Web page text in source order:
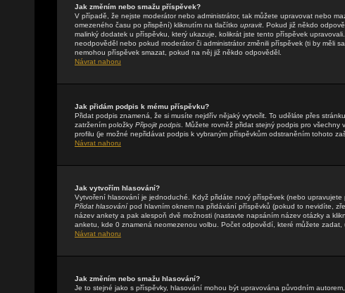
Jak změním nebo smažu příspěvek?
V případě, že nejste moderátor nebo administrátor, tak můžete upravovat nebo
omezeného času po přispění) kliknutím na tlačítko upravit . Pokud již někdo
malinký dodatek u příspěvku, který ukazuje, kolikrát jste tento příspěvek
neodpověděl nebo pokud moderátor či administrátor změnili příspěvek (ti by měli
nemohou příspěvek smazat, pokud na něj již někdo odpověděl.
Návrat nahoru
Jak přidám podpis k mému příspěvku?
Přidat podpis znamená, že si musíte nejdřív nějaký vytvořit. To uděláte přes stránku
zatržením položky Připojit podpis . Můžete rovněž přidat stejný podpis pro
profilu (je možné nepřidávat podpis k vybraným příspěvkům odstraněním tohoto
Návrat nahoru
Jak vytvořím hlasování?
Vytvoření hlasování je jednoduché. Když přidáte nový příspěvek (nebo
Přidat hlasovánípod hlavním oknem na přidávání příspěvků (pokud to nevidíte,
název ankety a pak alespoň dvě možnosti (nastavte napsáním název otázky a
anketu, kde 0 znamená neomezenou volbu. Počet odpovědí, které můžete zadat,
Návrat nahoru
Jak změním nebo smažu hlasování?
Je to stejné jako s příspěvky, hlasování mohou být upravována původním